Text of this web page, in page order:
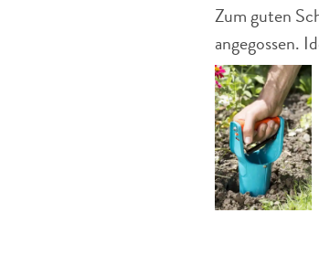
Zum guten
angegossen.